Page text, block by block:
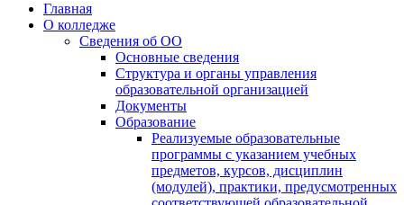
Главная
О колледже
Сведения об ОО
Основные сведения
Структура и органы управления
образовательной организацией
Документы
Образование
Реализуемые образовательные
программы с указанием учебных
предметов, курсов, дисциплин
(модулей), практики, предусмотренных